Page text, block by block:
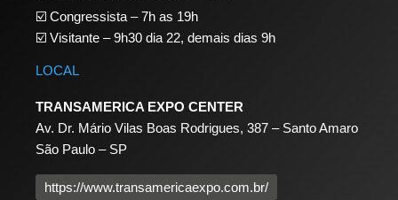
☑️ Congressista – 7h as 19h
☑️ Visitante – 9h30 dia 22, demais dias 9h
LOCAL
TRANSAMERICA EXPO CENTER
Av. Dr. Mário Vilas Boas Rodrigues, 387 – Santo Amaro
São Paulo – SP
https://www.transamericaexpo.com.br/